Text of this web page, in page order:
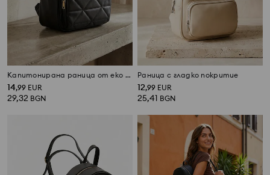
Капитонирана раница от еко кожа
14,99 EUR
29,32 BGN
Раница с гладко покритие
12,99 EUR
25,41 BGN